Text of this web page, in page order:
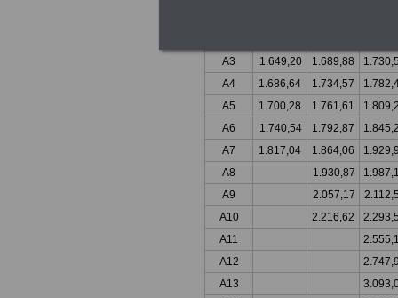
A3
1.649,20 1.689,88
A4
1.686,64 1.734,57
A5
1.700,28 1.761,61
A6
1.740,54 1.792,87
A7
1.817,04 1.864,06
A8
1.930,87
A9
2.057,17
A10
2.216,62
A11
A12
A13